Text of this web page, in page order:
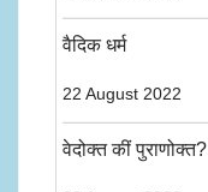
वैदिक धर्म
22 August 2022
वेदोक्त कीं पुराणोक्त?